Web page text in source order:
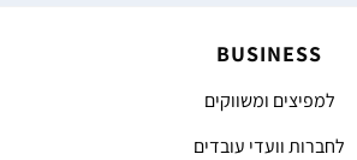
BUSINESS
למפיצים ומשווקים
לחברות וועדי עובדים